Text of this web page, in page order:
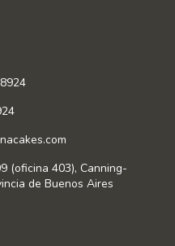
(oficina 403), Canning-
de Buenos Aires